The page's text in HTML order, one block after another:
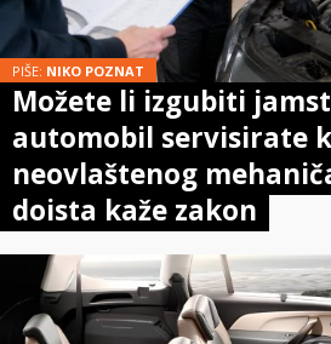
PIŠE: NIKO POZNAT
Možete li izgubiti
automobil servisirate
neovlaštenog
doista kaže zakon